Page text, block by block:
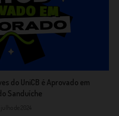
do UniCB é Aprovado em
Sanduíche
julho de 2024